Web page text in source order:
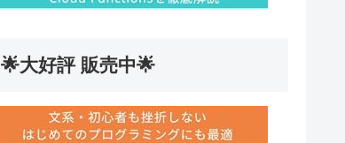
🌟大好評 販売中🌟